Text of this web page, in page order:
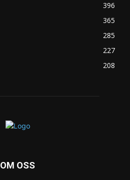
396
365
285
227
208
OM OSS